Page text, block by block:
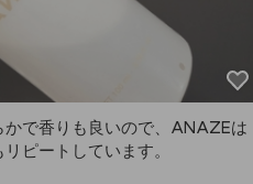
かで香りも良いので、ANAZEは
ピートしています。